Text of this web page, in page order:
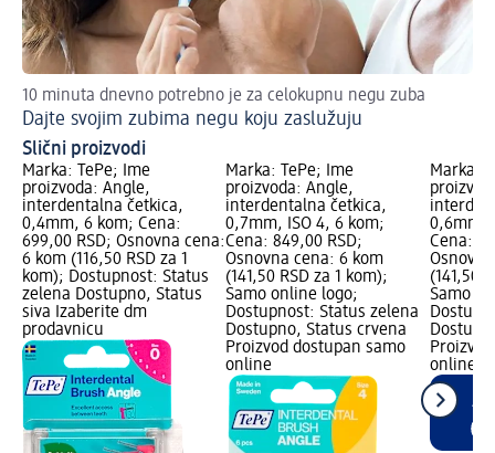
10 minuta dnevno potrebno je za celokupnu negu zuba
Dajte svojim zubima negu koju zaslužuju
Slični proizvodi
Marka: TePe; Ime
proizvoda: Angle,
interdentalna četkica,
0,4mm, 6 kom; Cena:
699,00 RSD; Osnovna cena:
6 kom (116,50 RSD za 1
kom); Dostupnost: Status
zelena Dostupno, Status
siva Izaberite dm
prodavnicu
Marka: TePe; Ime
proizvoda: Angle,
interdentalna četkica,
0,7mm, ISO 4, 6 kom;
Cena: 849,00 RSD;
Osnovna cena: 6 kom
(141,50 RSD za 1 kom);
Samo online logo;
Dostupnost: Status zelena
Dostupno, Status crvena
Proizvod dostupan samo
online
Marka:
0,6mm,
Cena:
(141,50
Samo
online